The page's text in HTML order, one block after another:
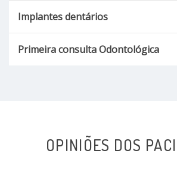
Implantes dentários
Primeira consulta Odontológica
OPINIÕES DOS